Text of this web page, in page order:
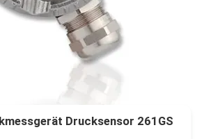
Drucksensor 261GS